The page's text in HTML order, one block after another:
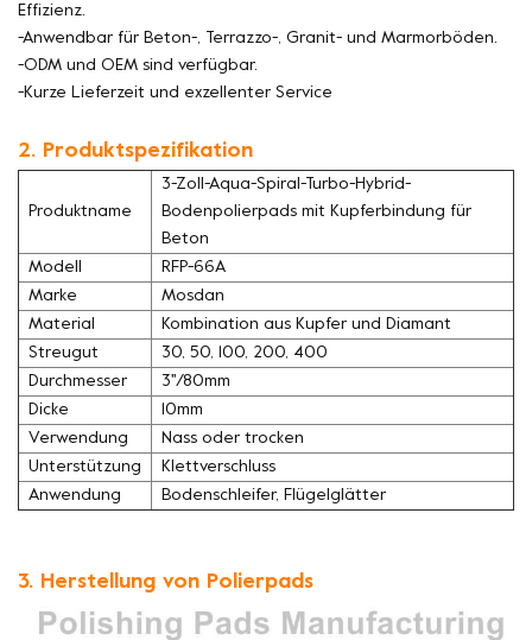
Effizienz.
-Anwendbar für Beton-, Terrazzo-, Granit- und Marmorböden.
-ODM und OEM sind verfügbar.
-Kurze Lieferzeit und exzellenter Service
2. Produktspezifikation
Produktname
3-Zoll-Aqua-Spiral-Turbo-Hybrid-
Bodenpolierpads mit Kupferbindung für
Beton
Modell
RFP-66A
Marke
Mosdan
Material
Kombination aus Kupfer und Diamant
Streugut
30, 50, 100, 200, 400
Durchmesser
3''/80mm
Dicke
10mm
Verwendung
Nass oder trocken
Unterstützung
Klettverschluss
Anwendung
Bodenschleifer, Flügelglätter
3. Herstellung von Polierpads